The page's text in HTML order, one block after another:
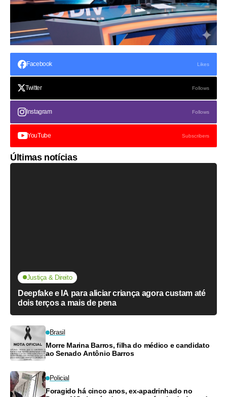
Facebook Likes
Twitter Follows
Instagram Follows
YouTube Subscribers
Últimas notícias
Justiça & Direito
Deepfake e IA para aliciar criança agora custam até
dois terços a mais de pena
Brasil
Morre Marina Barros, filha do médico e candidato
ao Senado Antônio Barros
Policial
Foragido há cinco anos, ex-apadrinhado no